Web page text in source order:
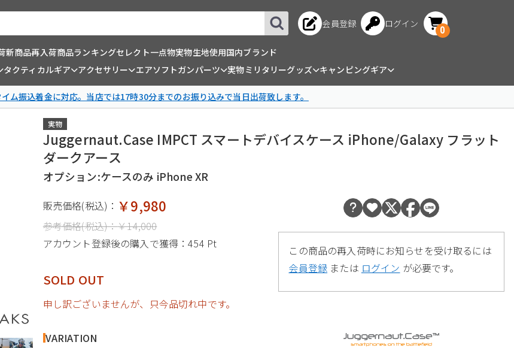
会員登録 ログイン
0
新商品再入荷商品ランキングセレクト一点物実物生地使用国内ブランド
タクティカルギア アクセサリー エアソフトガンパーツ 実物ミリタリーグッズ キャンピングギア
イム振込着金に対応。当店では17時30分までのお振り込みで当日出荷致します。
実物
Juggernaut.Case IMPCT スマートデバイスケース iPhone/Galaxy フラット
ダークアース
オプション:ケースのみ iPhone XR
販売価格(税込)： ￥9,980
参考価格(税込)：￥14,000
アカウント登録後の購入で獲得：454 Pt
SOLD OUT
申し訳ございませんが、只今品切れ中です。
VARIATION
この商品の再入荷時にお知らせを受け取るには
会員登録 または ログイン が必要です。